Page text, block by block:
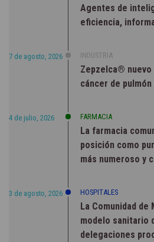
Agentes de
eficiencia,
7 de agosto, 2026 INDUSTRIA
Zepzelca®
cáncer de
4 de julio, 2026 FARMACIA
La farmacia
posición como
más numeroso y
3 de agosto, 2026 HOSPITALES
La Comunidad de
modelo sanitario
delegaciones